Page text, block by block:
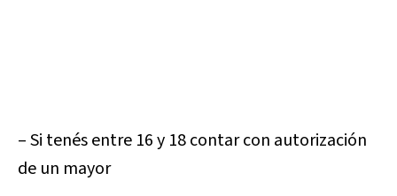
– Si tenés entre 16 y 18 contar con autorización
de un mayor